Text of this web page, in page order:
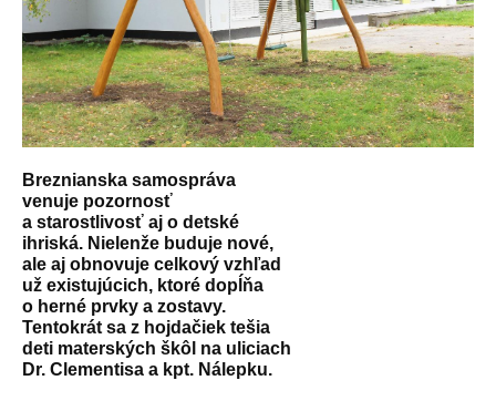
Breznianska samospráva
venuje pozornosť
a starostlivosť aj o detské
ihriská. Nielenže buduje nové,
ale aj obnovuje celkový vzhľad
už existujúcich, ktoré dopĺňa
o herné prvky a zostavy.
Tentokrát sa z hojdačiek tešia
deti materských škôl na uliciach
Dr. Clementisa a kpt. Nálepku.